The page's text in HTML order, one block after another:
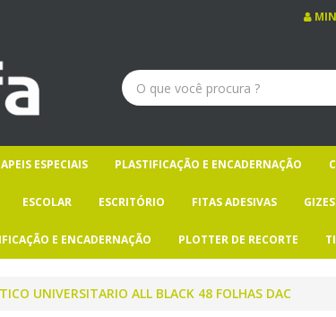
ESPECIAIS PLASTIFICAÇÃO E ENCADERNAÇÃO
ESCOLAR ESCRITÓRIO FITAS ADESIVAS GIZES
E ENCADERNAÇÃO PLOTTER DE RECORTE
UNIVERSITARIO ALL BLACK 48 FOLHAS DAC